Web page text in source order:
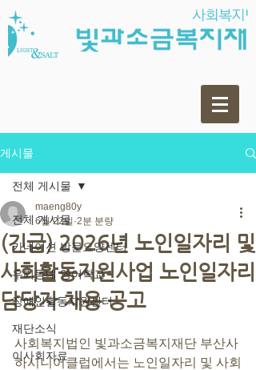
게시물
전체 게시물
카네이션 방문요양센터
우리동네 영어학교
장애인활동지원센터
재단소식
이사회자료
전체 게시물
(긴급) 2026년 노인일자리 및
사회활동지원사업 노인일자리
담당자 채용 공고
maeng80y
6월 22일 2분 분량
사회복지법인 빛과소금복지재단 부산사
하시니어클럽에서는 노인일자리 및 사회